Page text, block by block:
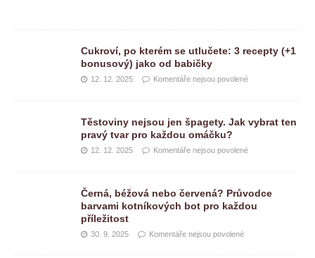
Cukroví, po kterém se utlučete: 3 recepty (+1
bonusový) jako od babičky
12. 12. 2025 Komentáře nejsou povolené
Těstoviny nejsou jen špagety. Jak vybrat ten
pravý tvar pro každou omáčku?
12. 12. 2025 Komentáře nejsou povolené
Černá, béžová nebo červená? Průvodce
barvami kotníkových bot pro každou
příležitost
30. 9. 2025 Komentáře nejsou povolené